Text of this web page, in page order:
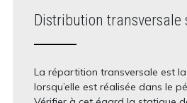
Distribution transversale
La répartition transversale est
lorsqu’elle est réalisée dans le